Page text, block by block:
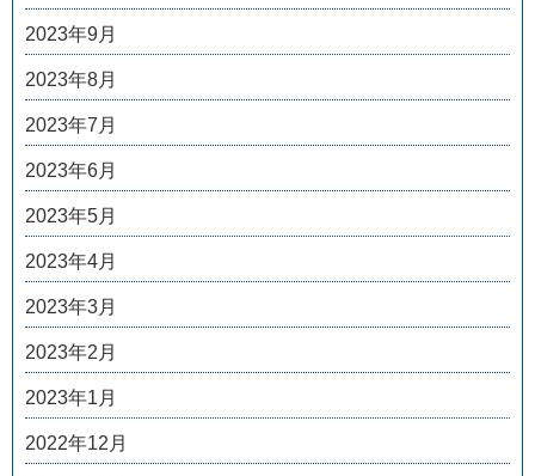
2023年9月
2023年8月
2023年7月
2023年6月
2023年5月
2023年4月
2023年3月
2023年2月
2023年1月
2022年12月